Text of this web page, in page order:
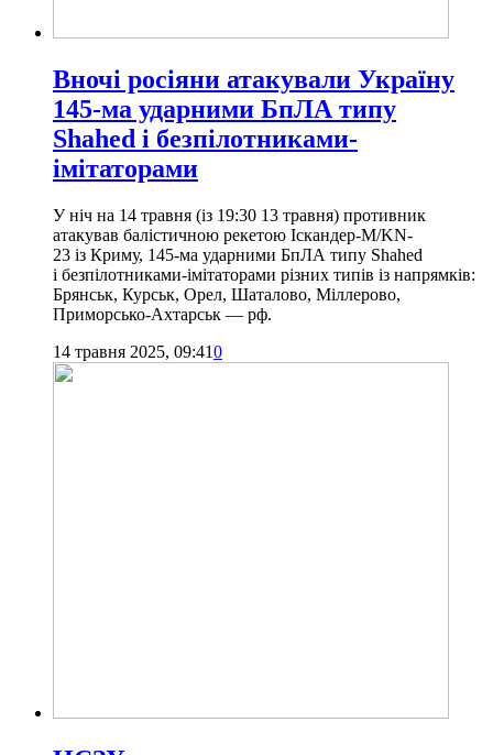
Вночі росіяни атакували Україну
145-ма ударними БпЛА типу
Shahed і безпілотниками-
імітаторами
У ніч на 14 травня (із 19:30 13 травня) противник
атакував балістичною рекетою Іскандер-М/KN-
23 із Криму, 145-ма ударними БпЛА типу Shahed
і безпілотниками-імітаторами різних типів із напрямків:
Брянськ, Курськ, Орел, Шаталово, Міллерово,
Приморсько-Ахтарськ — рф.
14 травня 2025, 09:410